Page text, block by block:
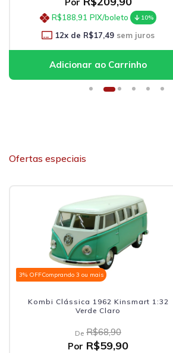
R$197,91 PIX/boleto 10%
12x de R$18,33 sem juros
Ofertas especiais
3% OFFComprando 3 ou mais
Nissan GT-R 2017 Bburago 1:24 Branco
Perolado
De R$241,90
PorR$209,90